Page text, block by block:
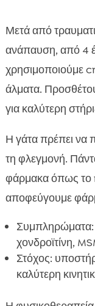
Μετά από
ανάπαυση, από 4
χρησιμοποιούμε
άλματα.
για καλύτερη
Η γάτα πρέπει να
τη φλεγμονή.
φάρμακα όπως το
αποφεύγουμε
Συμπληρώματα:
χονδροϊτίνη,
Στόχος:
καλύτερη